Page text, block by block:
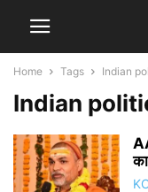
Home Tags Indian
Indian